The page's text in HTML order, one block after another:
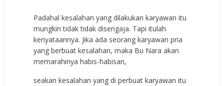
Padahal kesalahan yang dilakukan karyawan itu
mungkin tidak tidak disengaja. Tapi itulah
kenyataannya. Jika ada seorang karyawan pria
yang berbuat kesalahan, maka Bu Nara akan
memarahinya habis-habisan,
seakan kesalahan yang di perbuat karyawan itu